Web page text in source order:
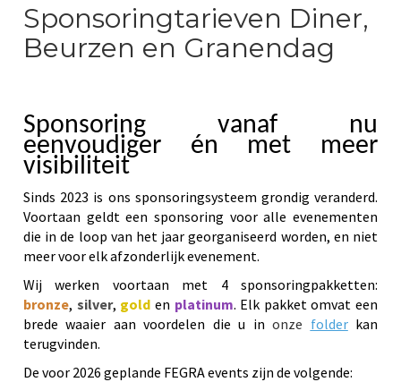
Sponsoringtarieven Diner,
Beurzen en Granendag
Sponsoring vanaf nu
eenvoudiger én met meer
visibiliteit
Sinds 2023 is ons sponsoringsysteem grondig veranderd.
Voortaan geldt een sponsoring voor alle evenementen
die in de loop van het jaar georganiseerd worden, en niet
meer voor elk afzonderlijk evenement.
Wij werken voortaan met 4 sponsoringpakketten:
bronze, silver, gold en platinum. Elk pakket omvat een
brede waaier aan voordelen die u inonze folder kan
terugvinden.
De voor 2026 geplande FEGRA events zijn de volgende: